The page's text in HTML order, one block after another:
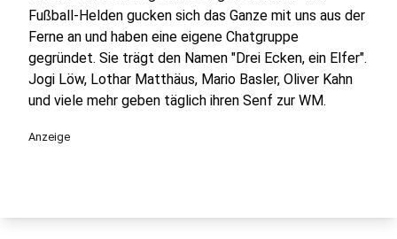
Fußball-Helden gucken sich das Ganze mit uns aus der
Ferne an und haben eine eigene Chatgruppe
gegründet. Sie trägt den Namen "Drei Ecken, ein Elfer".
Jogi Löw, Lothar Matthäus, Mario Basler, Oliver Kahn
und viele mehr geben täglich ihren Senf zur WM.
Anzeige